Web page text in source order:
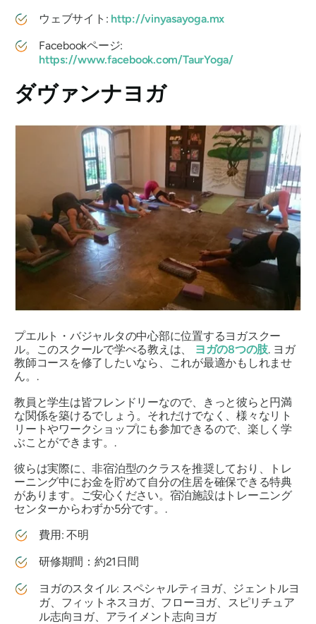
ウェブサイト: http://vinyasayoga.mx
Facebookページ:
https://www.facebook.com/TaurYoga/
ダヴァンナヨガ
プエルト・バジャルタの中心部に位置するヨガスクー
ル。このスクールで学べる教えは、
ヨガの8つの肢. ヨガ
教師コースを修了したいなら、これが最適かもしれませ
ん。.
教員と学生は皆フレンドリーなので、きっと彼らと円満
な関係を築けるでしょう。それだけでなく、様々なリト
リートやワークショップにも参加できるので、楽しく学
ぶことができます。.
彼らは実際に、非宿泊型のクラスを推奨しており、トレ
ーニング中にお金を貯めて自分の住居を確保できる特典
があります。ご安心ください。宿泊施設はトレーニング
センターからわずか5分です。.
費用: 不明
研修期間：約21日間
ヨガのスタイル: スペシャルティヨガ、ジェントルヨ
ガ、フィットネスヨガ、フローヨガ、スピリチュア
ル志向ヨガ、アライメント志向ヨガ